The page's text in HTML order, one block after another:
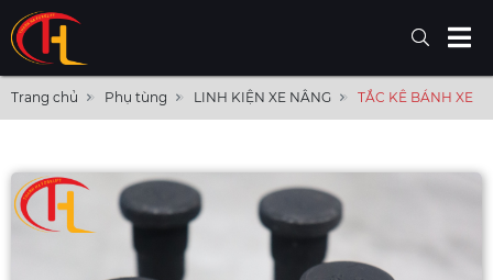
Trang chủ Phụ tùng LINH KIỆN XE NÂNG TẮC KÊ BÁNH XE